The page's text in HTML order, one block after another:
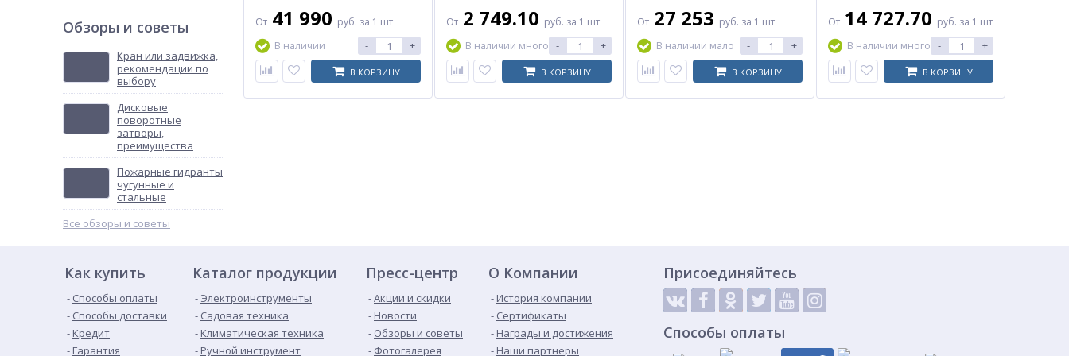
Обзоры и советы
Кран или задвижка,
рекомендации по
выбору
Дисковые
поворотные
затворы,
преимущества
Пожарные гидранты
чугунные и
стальные
Все обзоры и советы
От 41 990 руб. за 1 шт
В наличии
- +
В КОРЗИНУ
От 2 749.10 руб. за 1 шт
В наличии много - +
В КОРЗИНУ
От 27 253 руб. за 1 шт
В наличии мало
- +
В КОРЗИНУ
От 14 727.70 руб. за 1 шт
В наличии много - +
В КОРЗИНУ
Как купить
Способы оплаты
Способы доставки
Кредит
Гарантия
Каталог продукции
Электроинструменты
Садовая техника
Климатическая техника
Ручной инструмент
Пресс-центр
Акции и скидки
Новости
Обзоры и советы
Фотогалерея
О Компании
История компании
Сертификаты
Награды и достижения
Наши партнеры
Присоединяйтесь
Способы оплаты